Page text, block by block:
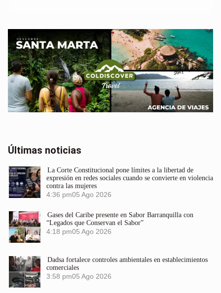
Últimas noticias
La Corte Constitucional pone límites a la libertad de
expresión en redes sociales cuando se convierte en violencia
contra las mujeres
4:36 pm05 Ago 2026
Gases del Caribe presente en Sabor Barranquilla con
“Legados que Conservan el Sabor”
4:18 pm05 Ago 2026
Dadsa fortalece controles ambientales en establecimientos
comerciales
3:58 pm05 Ago 2026